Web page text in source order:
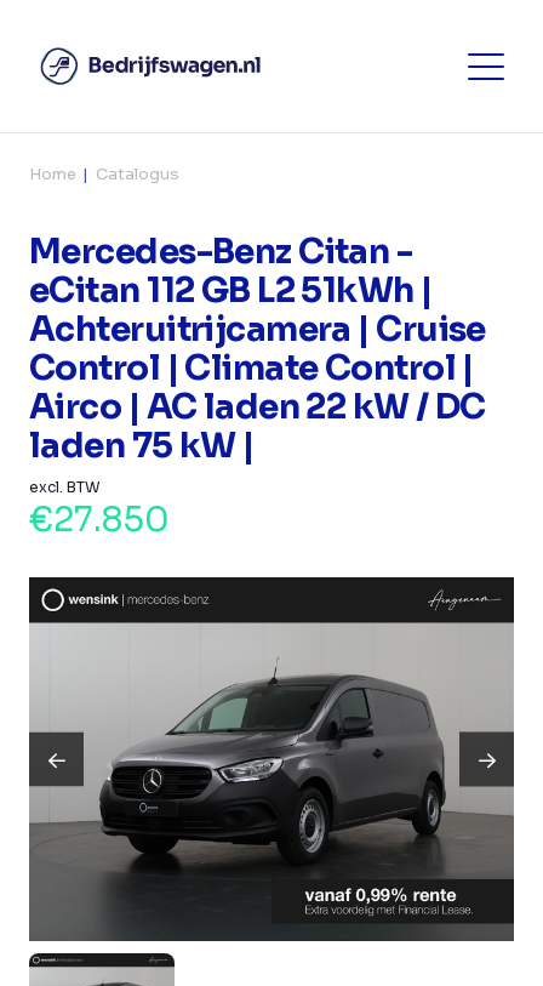
Home Catalogus
Mercedes-Benz Citan -
eCitan 112 GB L2 51kWh |
Achteruitrijcamera | Cruise
Control | Climate Control |
Airco | AC laden 22 kW / DC
laden 75 kW |
excl. BTW
€27.850